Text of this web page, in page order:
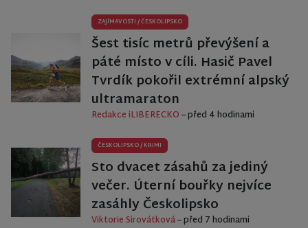
ZAJÍMAVOSTI /ČESKOLIPSKO
Šest tisíc metrů převýšení a
páté místo v cíli. Hasič Pavel
Tvrdík pokořil extrémní alpský
ultramaraton
Redakce iLIBERECKO– před 4 hodinami
ČESKOLIPSKO/ KRIMI
Sto dvacet zásahů za jediný
večer. Úterní bouřky nejvíce
zasáhly Českolipsko
Viktorie Sirovátková– před 7 hodinami